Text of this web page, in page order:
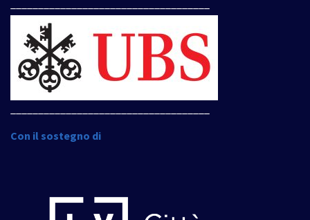
Con il sostegno di